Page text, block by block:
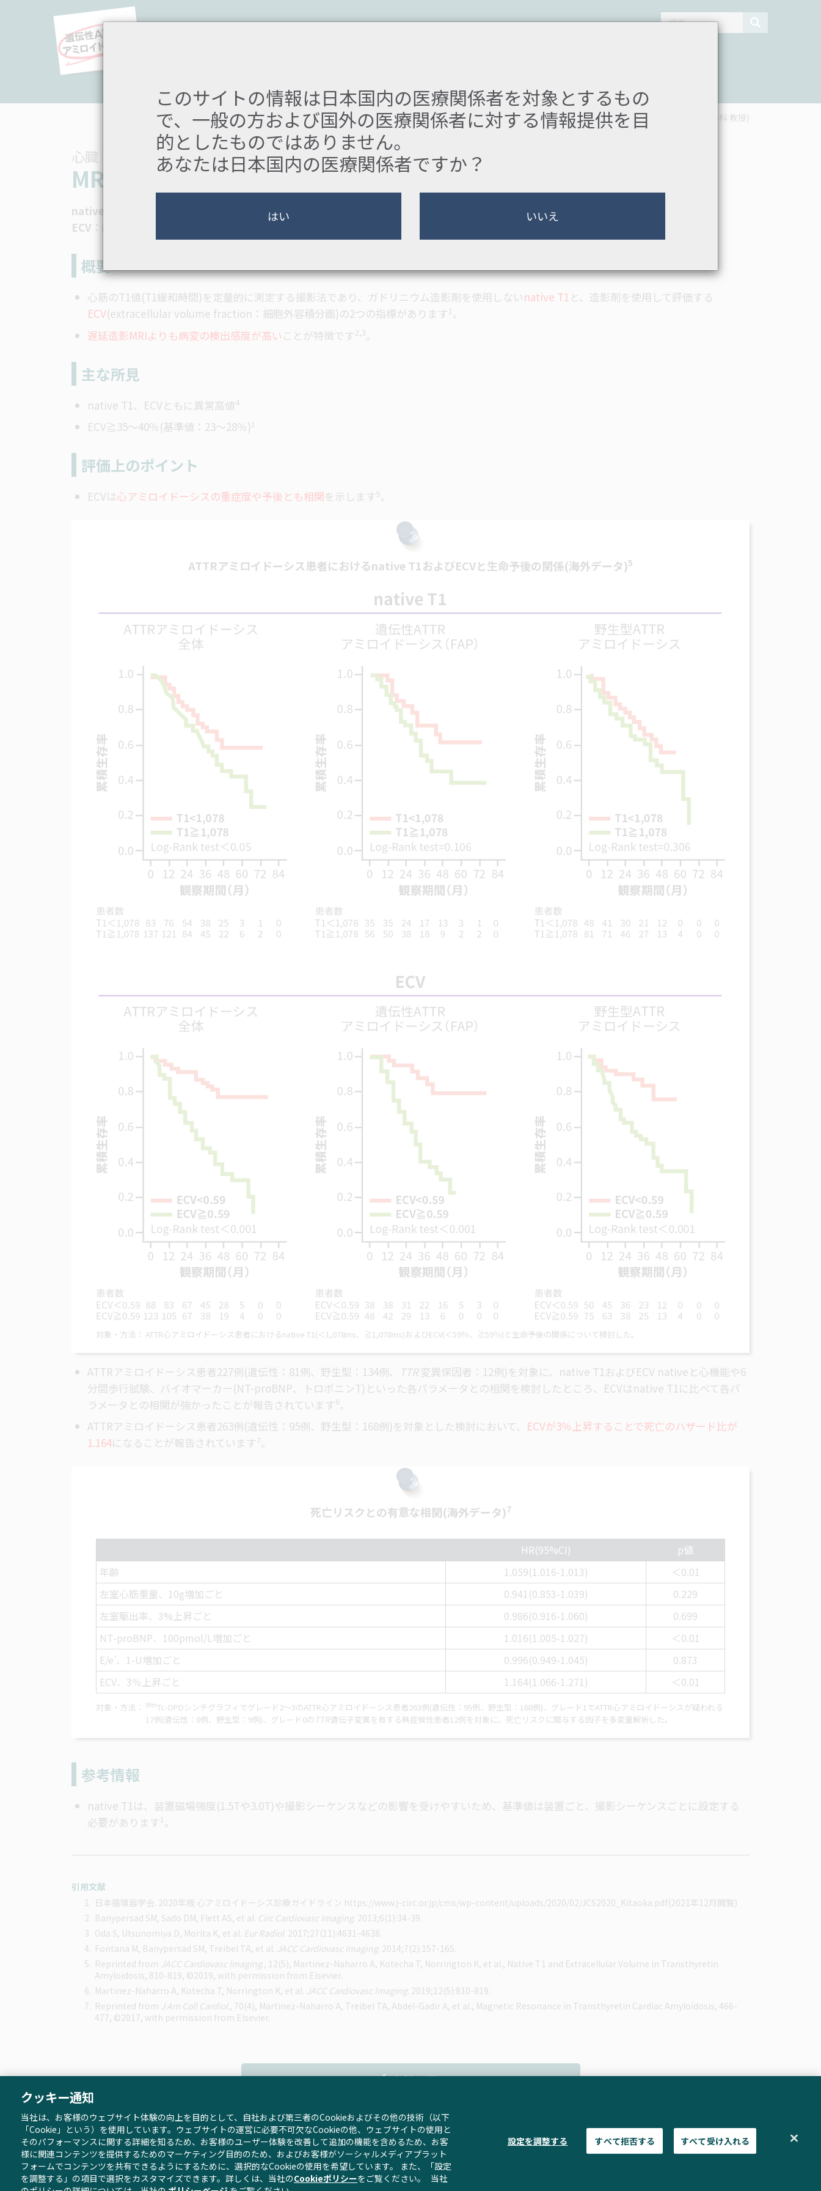
Skip to main content
フォローアップ
監修 関島 良樹 先生(信州大学医学部 神経内科、リウマチ・膠原病内科 教授)
心臓
MRI検査：T1 mapping(native T1、ECV)
native T1 心筋全体(細胞内外)のダメージを定量的に評価します。
ECV
細胞外容積の広がり(線維化や間質拡大)
概要
心筋のT1値(T1緩和時間)を定量的に測定する撮影法であり、ガドリニウム造影剤を使用しないnative T1 と、造影剤を使用して評価する
ECV(extracellular volume fraction：細胞外容積分画)の2つの指標がありま す 1 。
遅延造影MRIよりも病変の検出感度が高い ことが特徴で す2,3。
主な所見
native T1、ECVともに異常高値4
ECV≧35～40％(基準値：23～28％) 1
評価上のポイント
ECVは心アミロイドーシスの重症度や予後とも相関を示しま す5。
ATTRアミロイドーシス患者におけるnative T1およびECVと生命予後の関係(海外データ)5
対象・方法 ATTR心アミロイドーシス患者におけるnative T1(＜1,078ms、≧1,078ms)およびECV(＜59％、≧59％)と生命予後の関係について検討した。
ATTRアミロイドーシス患者227例(遺伝性：81例、野生型：134例、 TTR 変異保因者：12例)を対象に、native T1およびECV nativeと心機能や6
分間歩行試験、バイオマーカー(NT-proBNP、トロポニンT)といった各パラメータとの相関を検討したところ、ECVはnative T1に比べて各パ
ラメータとの相関が強かったことが報告されていま す6。
ATTRアミロイドーシス患者263例(遺伝性：95例、野生型：168例)を対象とした検討において、 ECVが3％上昇することで死亡のハザード比が
1.164になることが報告されていま す7。
死亡リスクとの有意な相関(海外データ)7
HR(95%CI)
p値
年齢
1.059(1.016-1.013)
＜0.01
左室心筋重量、10g増加ごと
0.941(0.853-1.039)
0.229
左室駆出率、3%上昇ごと
0.986(0.916-1.060)
0.699
NT-proBNP、100pmol/L増加ごと
1.016(1.005-1.027)
＜0.01
E/e’、1-U増加ごと
0.996(0.949-1.045)
0.873
ECV、3％上昇ごと
1.164(1.066-1.271) ＜0.01
対象・方法 99mTc-DPDシンチグラフィでグレード2～3のATTR心アミロイドーシス患者263例(遺伝性：95例、野生型：168例)、グレード1でATTR心アミロイドーシスが疑われる
17例(遺伝性：8例、野生型：9例)、グレード0の TTR遺伝子変異を有する無症候性患者12例を対象に、死亡リスクに関与する因子を多変量解析した。
参考情報
native T1は、装置磁場強度(1.5Tや3.0T)や撮影シーケンスなどの影響を受けやすいため、基準値は装置ごと、撮影シーケンスごとに設定する
必要がありま す1。
引用文献
日本循環器学会. 2020年版 心アミロイドーシス診療ガイドライン https://www.j-circ.or.jp/cms/wp-content/uploads/2020/02/JCS2020_Kitaoka.pdf(2021年12月閲覧)
Banypersad SM, Sado DM, Flett AS, et al. Circ Cardiovasc Imaging. 2013;6(1):34-39.
Oda S, Utsunomiya D, Morita K, et al. Eur Radiol. 2017;27(11):4631-4638.
Fontana M, Banypersad SM, Treibel TA, et al. JACC Cardiovasc Imaging. 2014;7(2):157-165.
Reprinted from JACC Cardiovasc Imaging., 12(5), Martinez-Naharro A, Kotecha T, Norrington K, et al., Native T1 and Extracellular Volume in Transthyretin
Amyloidosis, 810-819, ©2019, with permission from Elsevier.
Martinez-Naharro A, Kotecha T, Norrington K, et al. JACC Cardiovasc Imaging. 2019;12(5):810-819.
Reprinted from J Am Coll Cardiol., 70(4), Martinez-Naharro A, Treibel TA, Abdel-Gadir A, et al., Magnetic Resonance in Transthyretin Cardiac Amyloidosis, 466-
477, ©2017, with permission from Elsevier.
心臓に戻る
ご利用に関して プライバシーポリシー お問い合わせ サイトマップ
©2019-2026 Alnylam Japan K.K. All rights reserved. AMV-JPN-02587
このサイトの情報は日本国内の医療関係者を対象とするもの
で、一般の方および国外の医療関係者に対する情報提供を目
的としたものではありません。
あなたは日本国内の医療関係者ですか？
はい いいえ
クッキー通知
当社は、お客様のウェブサイト体験の向上を目的として、自社および第三者のCookieおよびその他の技術（以下
「Cookie」という）を使用しています。ウェブサイトの運営に必要不可欠なCookieの他、ウェブサイトの使用と
そのパフォーマンスに関する詳細を知るため、お客様のユーザー体験を改善して追加の機能を含めるため、お客
様に関連コンテンツを提供するためのマーケティング目的のため、およびお客様がソーシャルメディアプラット
フォームでコンテンツを共有できるようにするために、選択的なCookieの使用を希望しています。 また、
「設定
を調整する」 の項目で選択をカスタマイズできます。詳しくは、当社のCookieポリシーをご覧ください。 当社
設定を調整する すべて拒否する すべて受け入れる